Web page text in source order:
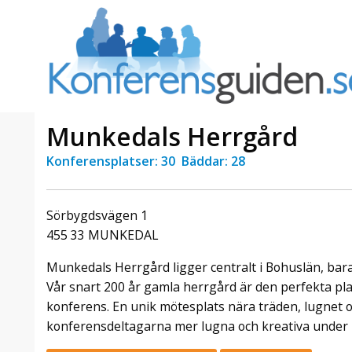
Munkedals Herrgård
Konferensplatser: 30 Bäddar: 28
Sörbygdsvägen 1
455 33 MUNKEDAL
Munkedals Herrgård ligger centralt i Bohuslän,
Vår snart 200 år gamla herrgård är den perfekta
konferens. En unik mötesplats nära träden, lugnet
konferensdeltagarna mer lugna och kreativa under
av att
här är
Erbjudande från Sheraton
Julerbjudande
Välkommen att fira in julen
2026 hos oss. Mellan den 23
november och 19 december
förvandlar vi våra lokaler till en
stämningsfull mötesplats där
hantverk, tradi ...